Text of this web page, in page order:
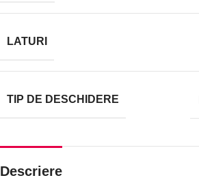
LATURI
TIP DE DESCHIDERE
Descriere